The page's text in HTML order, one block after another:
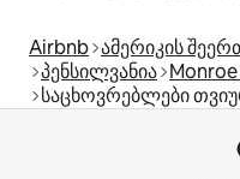
Airbnb ამერიკის
პენსილვანია
საცხოვრებლები